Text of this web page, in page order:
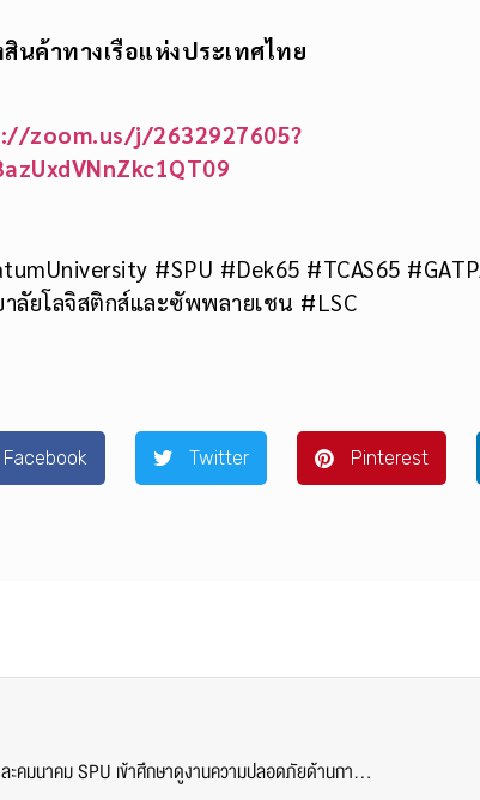
นค้าทางเรือแห่งประเทศไทย
zoom.us/j/2632927605?
#SPU #Dek65 #TCAS65
ยโลจิสติกส์และซัพพลายเชน #LSC
Facebook Twitter Pinterest
เรียนรู้สู่การปฎิบัติจริง! DEK ว.การบินและคมนาคม SPU เข้าศึกษาดูงานความปลอดภัยด้านการบิน ณ สถาบันเวชศาสตร์การบินกองทัพอากาศ